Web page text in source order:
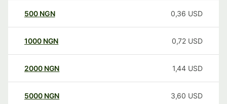
500 NGN 0,36 USD
1000 NGN 0,72 USD
2000 NGN 1,44 USD
5000 NGN 3,60 USD